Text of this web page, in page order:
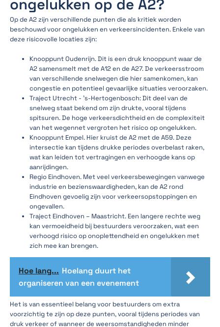
ongelukken op de A2?
Op de A2 zijn verschillende punten die als kritiek worden
beschouwd voor ongelukken en verkeersincidenten. Enkele van
deze risicovolle locaties zijn:
Knooppunt Oudenrijn. Dit is een druk knooppunt waar de
A2 samensmelt met de A12 en de A27. De verkeersstroom
van verschillende snelwegen die hier samenkomen, kan
congestie en potentieel gevaarlijke situaties veroorzaken.
Traject Utrecht - 's-Hertogenbosch: Dit deel van de
snelweg staat bekend om zijn drukte, vooral tijdens
spitsuren. De hoge verkeersdichtheid en de complexiteit
van het wegennet vergroten het risico op ongelukken.
Knooppunt Empel. Hier kruist de A2 met de A59. Deze
intersectie kan tijdens drukke periodes overbelast raken,
wat kan leiden tot vertragingen en verhoogde kans op
aanrijdingen.
Regio Eindhoven. Met veel verkeersbewegingen vanwege
industrie en bezienswaardigheden, kan de A2 rond
Eindhoven gevoelig zijn voor verkeersopstoppingen en
ongevallen.
Traject Eindhoven – Maastricht. Een langere rechte weg
kan vermoeidheid bij bestuurders veroorzaken, wat een
verhoogd risico op onoplettendheid en ongelukken met
zich mee kan brengen.
Hoe lang... Hoelang duurt het
organiseren van een evenement
Het is van essentieel belang voor bestuurders om extra
voorzichtig te zijn op deze punten, vooral tijdens periodes van
druk verkeer of wanneer de weersomstandigheden minder